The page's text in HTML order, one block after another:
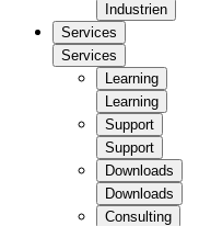
Industrien
Services
Services
Learning
Learning
Support
Support
Downloads
Downloads
Consulting